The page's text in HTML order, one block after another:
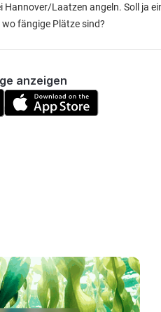
Hannover/Laatzen angeln. Soll ja
fängige Plätze sind?
melden.
anzeigen